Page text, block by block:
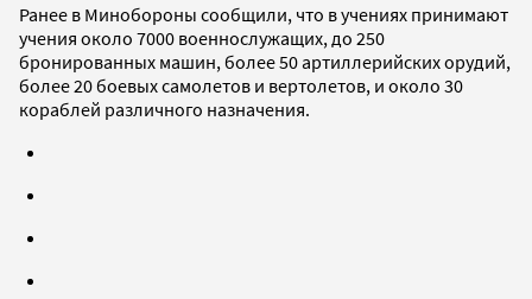
Ранее в Минобороны сообщили, что в учениях принимают
учения около 7000 военнослужащих, до 250
бронированных машин, более 50 артиллерийских орудий,
более 20 боевых самолетов и вертолетов, и около 30
кораблей различного назначения.